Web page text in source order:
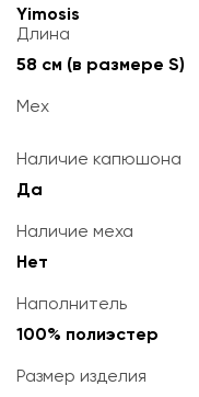
Yimosis
Длина
58 см (в размере S)
Мех
Наличие капюшона
Да
Наличие меха
Нет
Наполнитель
100% полиэстер
Размер изделия